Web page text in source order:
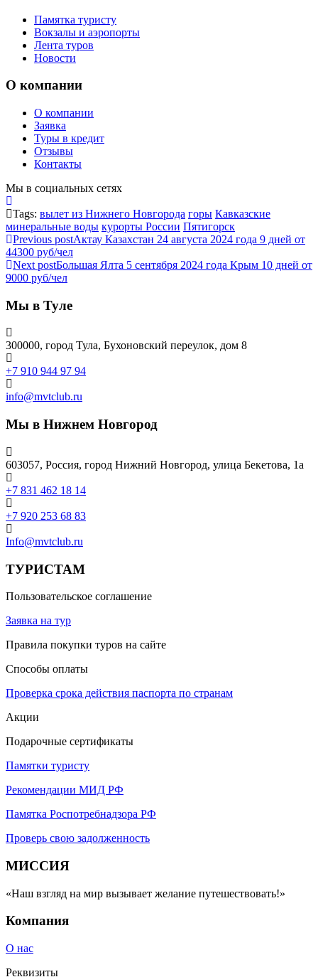
Памятка туристу
Вокзалы и аэропорты
Лента туров
Новости
О компании
О компании
Заявка
Туры в кредит
Отзывы
Контакты
Мы в социальных сетях
Tags: вылет из Нижнего Новгорода горы Кавказские
минеральные воды курорты России Пятигорск
Previous postАктау Казахстан 24 августа 2024 года 9 дней от
44300 руб/чел
Next postБольшая Ялта 5 сентября 2024 года Крым 10 дней от
9000 руб/чел
Мы в Туле
300000, город Тула, Бухоновский переулок, дом 8
+7 910 944 97 94
info@mvtclub.ru
Мы в Нижнем Новгород
603057, Россия, город Нижний Новгород, улица Бекетова, 1а
+7 831 462 18 14
+7 920 253 68 83
Info@mvtclub.ru
ТУРИСТАМ
Пользовательское соглашение
Заявка на тур
Правила покупки туров на сайте
Способы оплаты
Проверка срока действия паспорта по странам
Акции
Подарочные сертификаты
Памятки туристу
Рекомендации МИД РФ
Памятка Роспотребнадзора РФ
Проверь свою задолженность
МИССИЯ
«Наш взгляд на мир вызывает желание путешествовать!»
Компания
О нас
Реквизиты